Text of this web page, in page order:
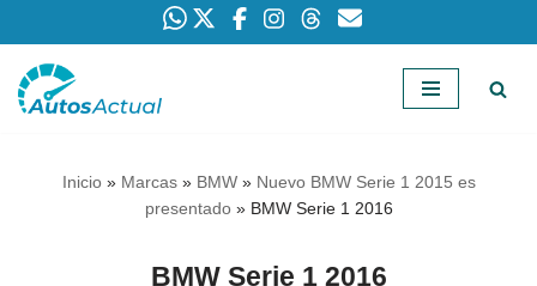
Saltar
Inicio» Marcas» BMW» Nuevo BMW Serie 1 2015 es
presentado» BMW Serie 1 2016
BMW Serie 1 2016